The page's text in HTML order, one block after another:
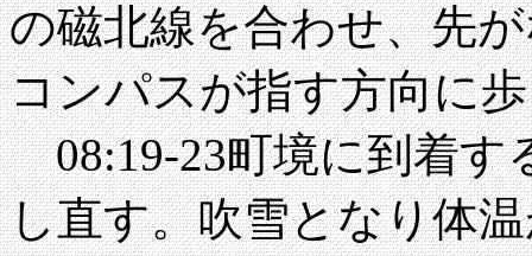
の磁北線を合わせ、先
コンパスが指す方向に
08:19-23町境に到着す
し直す。吹雪となり体